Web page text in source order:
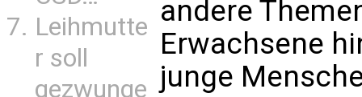
Leihmutte
r soll
gezwunge
andere
Erwachsene
junge